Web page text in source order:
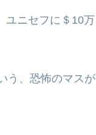
ユニセフに＄10万
う、恐怖のマスが